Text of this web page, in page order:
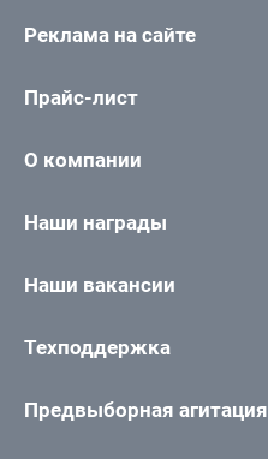
Реклама на сайте
Прайс-лист
О компании
Наши награды
Наши вакансии
Техподдержка
Предвыборная агитация